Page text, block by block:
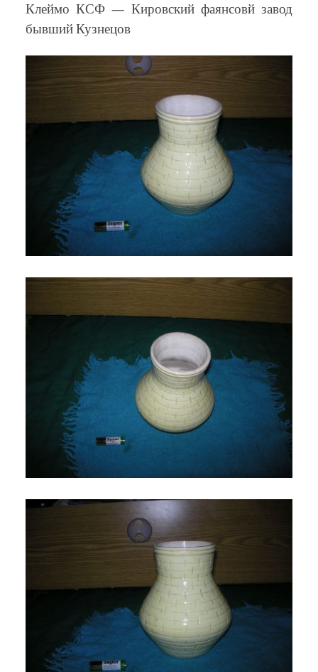
Клеймо КСФ — Кировский фаянсовй завод
бывший Кузнецов